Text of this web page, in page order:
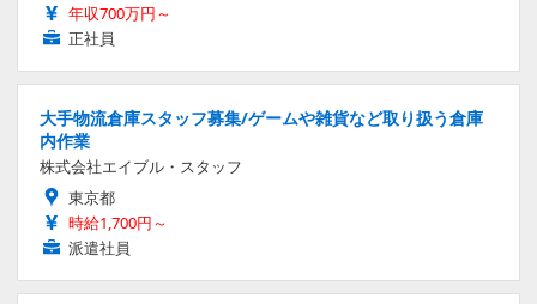
年収700万円～
正社員
大手物流倉庫スタッフ募集/ゲームや雑貨など取り扱う倉庫
内作業
株式会社エイブル・スタッフ
東京都
時給1,700円～
派遣社員